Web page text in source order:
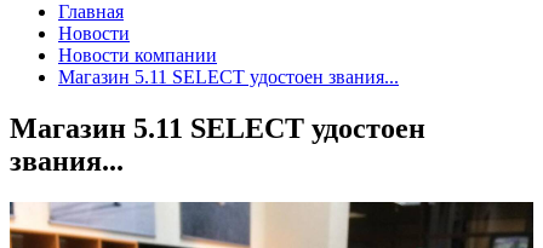
Главная
Новости
Новости компании
Магазин 5.11 SELECT удостоен звания...
Магазин 5.11 SELECT удостоен
звания...